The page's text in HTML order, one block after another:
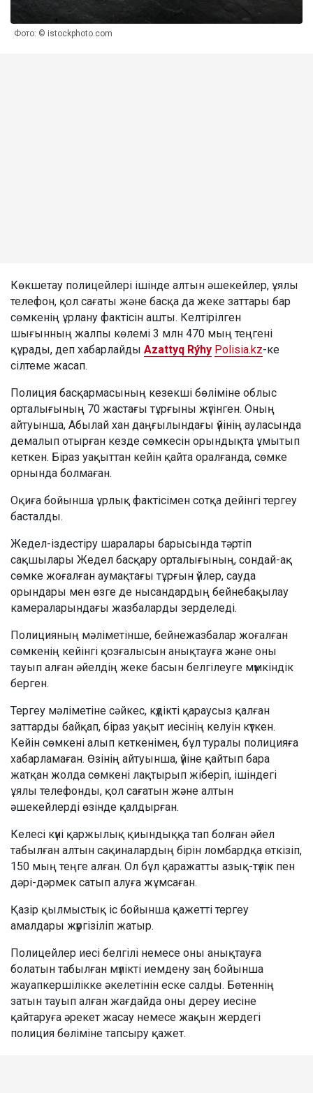
Фото: © istockphoto.com
Көкшетау полицейлері ішінде алтын әшекейлер, ұялы
телефон, қол сағаты және басқа да жеке заттары бар
сөмкенің ұрлану фактісін ашты. Келтірілген
шығынның жалпы көлемі 3 млн 470 мың теңгені
құрады, деп хабарлайды Azattyq Rýhy Polisia.kz-ке
сілтеме жасап.
Полиция басқармасының кезекші бөліміне облыс
орталығының 70 жастағы тұрғыны жүгінген. Оның
айтуынша, Абылай хан даңғылындағы үйінің ауласында
демалып отырған кезде сөмкесін орындықта ұмытып
кеткен. Біраз уақыттан кейін қайта оралғанда, сөмке
орнында болмаған.
Оқиға бойынша ұрлық фактісімен сотқа дейінгі тергеу
басталды.
Жедел-іздестіру шаралары барысында тәртіп
сақшылары Жедел басқару орталығының, сондай-ақ
сөмке жоғалған аумақтағы тұрғын үйлер, сауда
орындары мен өзге де нысандардың бейнебақылау
камераларындағы жазбаларды зерделеді.
Полицияның мәліметінше, бейнежазбалар жоғалған
сөмкенің кейінгі қозғалысын анықтауға және оны
тауып алған әйелдің жеке басын белгілеуге мүмкіндік
берген.
Тергеу мәліметіне сәйкес, күдікті қараусыз қалған
заттарды байқап, біраз уақыт иесінің келуін күткен.
Кейін сөмкені алып кеткенімен, бұл туралы полицияға
хабарламаған. Өзінің айтуынша, үйіне қайтып бара
жатқан жолда сөмкені лақтырып жіберіп, ішіндегі
ұялы телефонды, қол сағатын және алтын
әшекейлерді өзінде қалдырған.
Келесі күні қаржылық қиындыққа тап болған әйел
табылған алтын сақиналардың бірін ломбардқа өткізіп,
150 мың теңге алған. Ол бұл қаражатты азық-түлік пен
дәрі-дәрмек сатып алуға жұмсаған.
Қазір қылмыстық іс бойынша қажетті тергеу
амалдары жүргізіліп жатыр.
Полицейлер иесі белгілі немесе оны анықтауға
болатын табылған мүлікті иемдену заң бойынша
жауапкершілікке әкелетінін еске салды. Бөтеннің
затын тауып алған жағдайда оны дереу иесіне
қайтаруға әрекет жасау немесе жақын жердегі
полиция бөліміне тапсыру қажет.